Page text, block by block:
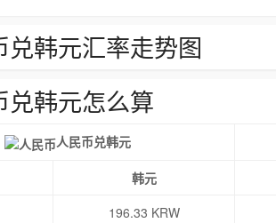
兑韩元汇率走势图
兑韩元怎么算
人民币兑韩元
韩元
196.33 KRW